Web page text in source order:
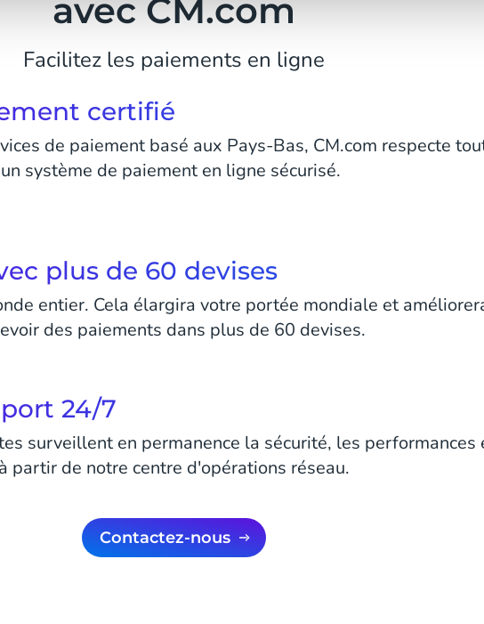
avec CM.com
Facilitez les paiements en ligne
certifié
de paiement basé aux Pays-Bas, CM.com respecte
système de paiement en ligne sécurisé.
plus de 60 devises
entier. Cela élargira votre portée mondiale et
des paiements dans plus de 60 devises.
24/7
surveillent en permanence la sécurité, les performances
partir de notre centre d'opérations réseau.
Contactez-nous